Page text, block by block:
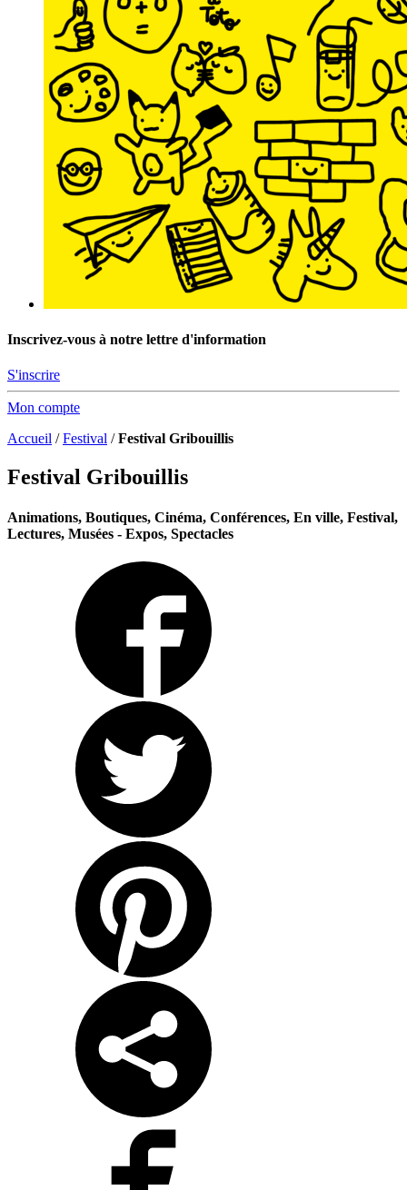
Inscrivez-vous à notre lettre d'information
S'inscrire
Mon compte
Accueil /Festival /Festival Gribouillis
Festival Gribouillis
Animations, Boutiques, Cinéma, Conférences, En ville, Festival,
Lectures, Musées - Expos, Spectacles